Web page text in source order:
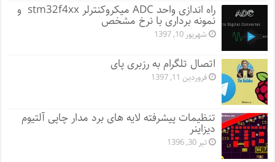
راه اندازی واحد ADC میکروکنترلر stm32f4xx و
نمونه برداری با نرخ مشخص
شهریور 10, 1397
اتصال تلگرام به رزبری پای
فروردین 11, 1397
تنظیمات پیشرفته لایه های برد مدار چاپی آلتیوم
دیزاینر
تیر 30, 1396